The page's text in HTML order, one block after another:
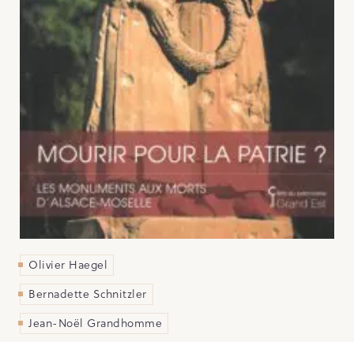
Olivier Haegel
Bernadette Schnitzler
Jean-Noël Grandhomme